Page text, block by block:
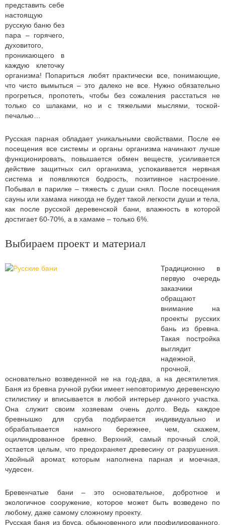
представить себе
настоящую
русскую баню без
пара – горячего,
духовитого,
проникающего в
каждую клеточку
организма! Попариться любят практически все, понимающие,
что чисто вымыться – это далеко не все. Нужно обязательно
прогреться, пропотеть, чтобы без сожаления расстаться не
только со шлаками, но и с тяжелыми мыслями, тоской-
печалью…
Русская парная обладает уникальными свойствами. После ее
посещения все системы и органы организма начинают лучше
функционировать, повышается обмен веществ, усиливается
действие защитных сил организма, успокаивается нервная
система и появляются бодрость, позитивное настроение.
Побывал в парилке – тяжесть с души снял. После посещения
сауны или хамама никогда не будет такой легкости души и тела,
как после русской деревенской бани, влажность в которой
достигает 60-70%, а в хамаме – только 6%.
Выбираем проект и материал
Традиционно в
первую очередь
заказчики
обращают
внимание на
проекты русских
бань из бревна.
Такая постройка
выглядит
надежной,
прочной,
основательно возведенной не на год-два, а на десятилетия.
Баня из бревна ручной рубки имеет неповторимую деревенскую
стилистику и вписывается в любой интерьер дачного участка.
Она служит своим хозяевам очень долго. Ведь каждое
бревнышко для сруба подбирается индивидуально и
обрабатывается намного бережнее, чем, скажем,
оцилиндрованное бревно. Верхний, самый прочный слой,
остается целым, что предохраняет древесину от разрушения.
Хвойный аромат, которым наполнена парная и моечная,
чудесен.
Бревенчатые бани – это основательное, добротное и
экологичное сооружение, которое может быть возведено по
любому, даже самому сложному проекту.
Русская баня из бруса, обыкновенного или профилированного,